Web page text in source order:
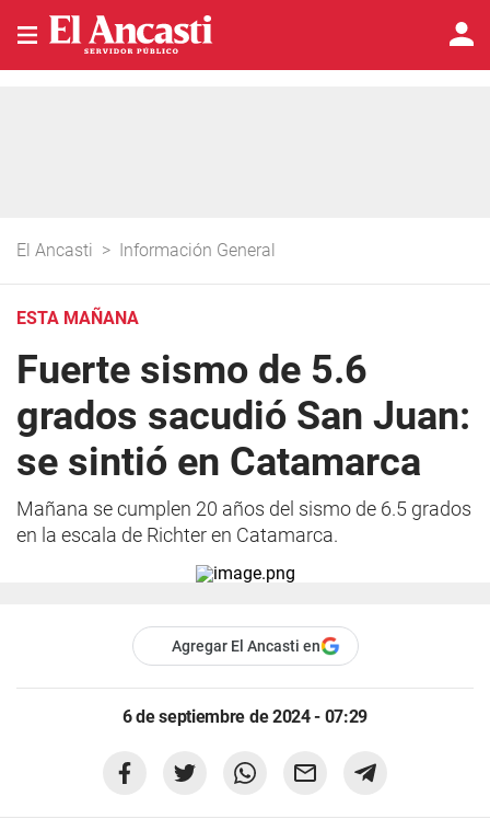
El Ancasti > Información General
ESTA MAÑANA
Fuerte sismo de 5.6
grados sacudió San Juan:
se sintió en Catamarca
Mañana se cumplen 20 años del sismo de 6.5 grados
en la escala de Richter en Catamarca.
Agregar El Ancasti en
6 de septiembre de 2024 - 07:29